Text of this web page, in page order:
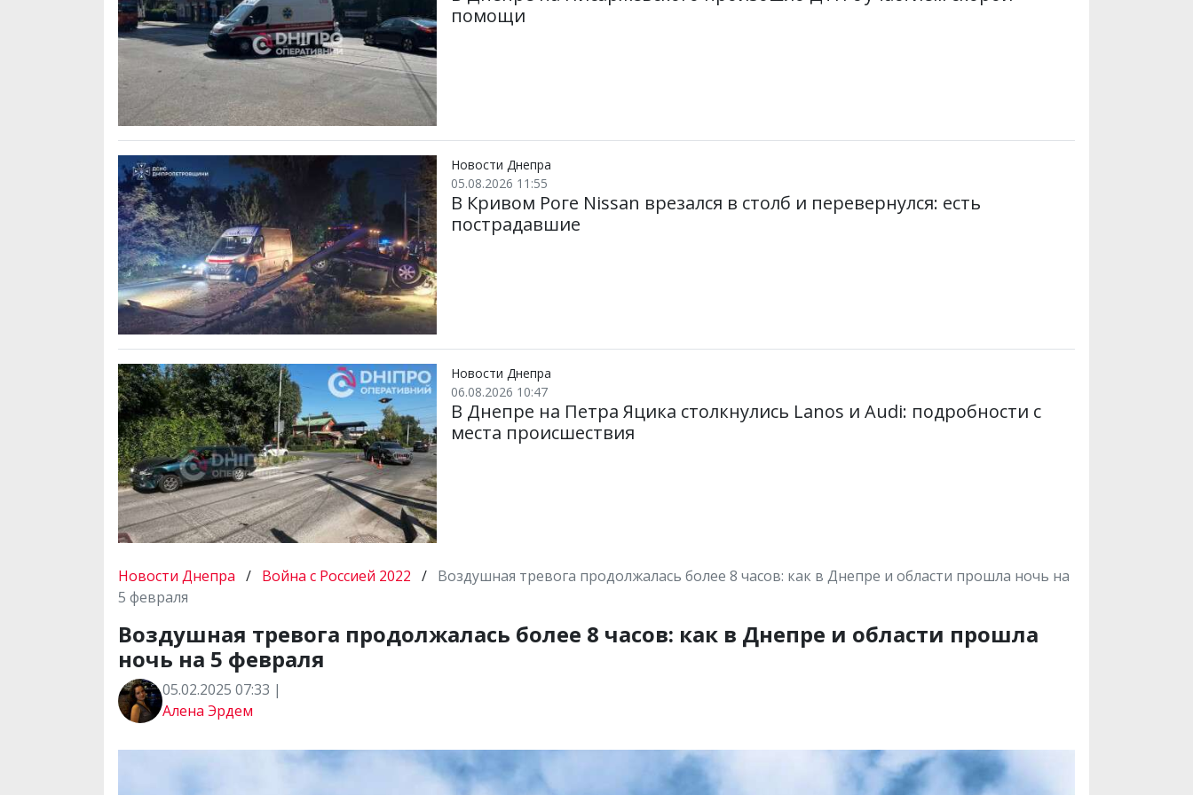
помощи
Новости Днепра
05.08.2026 11:55
В Кривом Роге Nissan врезался в столб и перевернулся: есть
пострадавшие
Новости Днепра
06.08.2026 10:47
В Днепре на Петра Яцика столкнулись Lanos и Audi: подробности с
места происшествия
Новости Днепра / Война с Россией 2022 / Воздушная тревога продолжалась более 8 часов: как в Днепре и области прошла ночь на
5 февраля
Воздушная тревога продолжалась более 8 часов: как в Днепре и области прошла
ночь на 5 февраля
05.02.2025 07:33 |
Алена Эрдем